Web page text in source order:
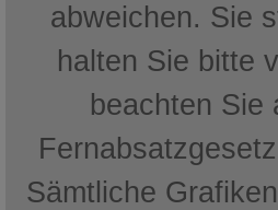
abweichen. Sie
halten Sie bitte
beachten Sie
Sämtliche